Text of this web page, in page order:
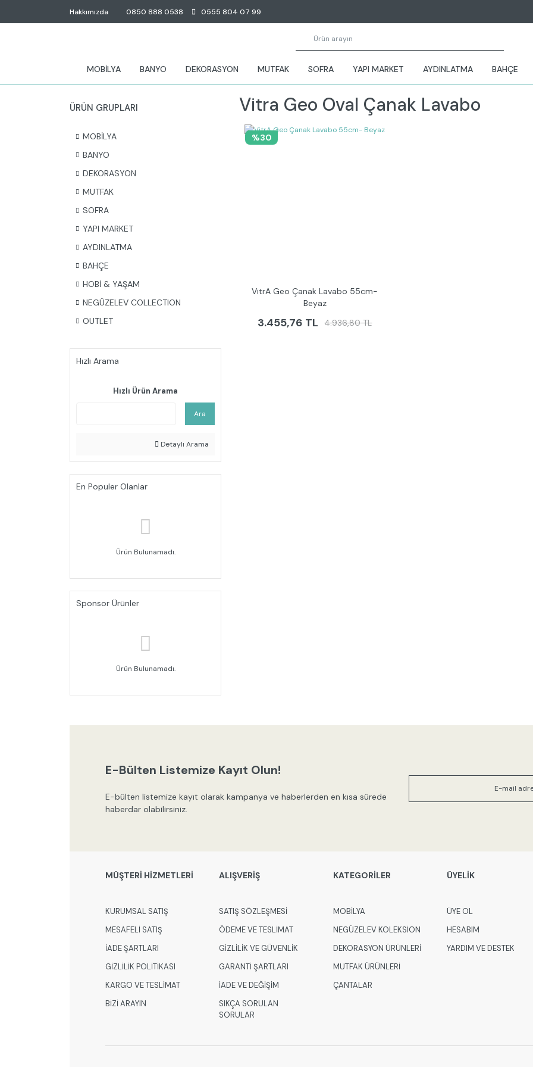
Hakkımızda 0850 888 0538 0555 804 07 99
MOBİLYA BANYO DEKORASYON MUTFAK SOFRA YAPI MARKET AYDINLATMA BAHÇE
ÜRÜN GRUPLARI
MOBİLYA
BANYO
DEKORASYON
MUTFAK
SOFRA
YAPI MARKET
AYDINLATMA
BAHÇE
HOBİ & YAŞAM
NEGÜZELEV COLLECTION
OUTLET
Hızlı Arama
Hızlı Ürün Arama
Ara
Detaylı Arama
En Populer Olanlar
Ürün Bulunamadı.
Sponsor Ürünler
Ürün Bulunamadı.
Vitra Geo Oval Çanak Lavabo
%30
VitrA Geo Çanak Lavabo 55cm-
Beyaz
3.455,76 TL 4.936,80 TL
E-Bülten Listemize Kayıt Olun!
E-bülten listemize kayıt olarak kampanya ve haberlerden en kısa sürede
haberdar olabilirsiniz.
MÜŞTERİ HİZMETLERİ
KURUMSAL SATIŞ
MESAFELİ SATIŞ
İADE ŞARTLARI
GİZLİLİK POLİTİKASI
KARGO VE TESLİMAT
BİZİ ARAYIN
ALIŞVERİŞ
SATIŞ SÖZLEŞMESİ
ÖDEME VE TESLİMAT
GİZLİLİK VE GÜVENLİK
GARANTİ ŞARTLARI
İADE VE DEĞİŞİM
SIKÇA SORULAN
SORULAR
KATEGORİLER
MOBİLYA
NEGÜZELEV KOLEKSİON
DEKORASYON ÜRÜNLERİ
MUTFAK ÜRÜNLERİ
ÇANTALAR
ÜYELİK
ÜYE OL
HESABIM
YARDIM VE DESTEK